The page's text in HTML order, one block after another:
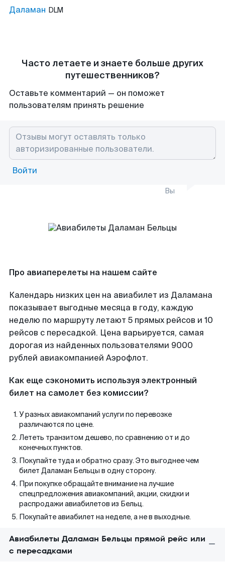
Даламан DLM
Часто летаете и знаете больше других
путешественников?
Оставьте комментарий — он поможет
пользователям принять решение
Войти
Вы
Про авиаперелеты на нашем сайте
Календарь низких цен на авиабилет из Даламана
показывает выгодные месяца в году, каждую
неделю по маршруту летают 5 прямых рейсов и 10
рейсов с пересадкой. Цена варьируется, самая
дорогая из найденных пользователями 9000
рублей авиакомпанией Аэрофлот.
Как еще сэкономить используя электронный
билет на самолет без комиссии?
У разных авиакомпаний услуги по перевозке
различаются по цене.
Лететь транзитом дешево, по сравнению от и до
конечных пунктов.
Покупайте туда и обратно сразу. Это выгоднее чем
билет Даламан Бельцы в одну сторону.
При покупке обращайте внимание на лучшие
спецпредложения авиакомпаний, акции, скидки и
распродажи авиабилетов из Бельц.
Покупайте авиабилет на неделе, а не в выходные.
Авиабилеты Даламан Бельцы прямой рейс или
с пересадками